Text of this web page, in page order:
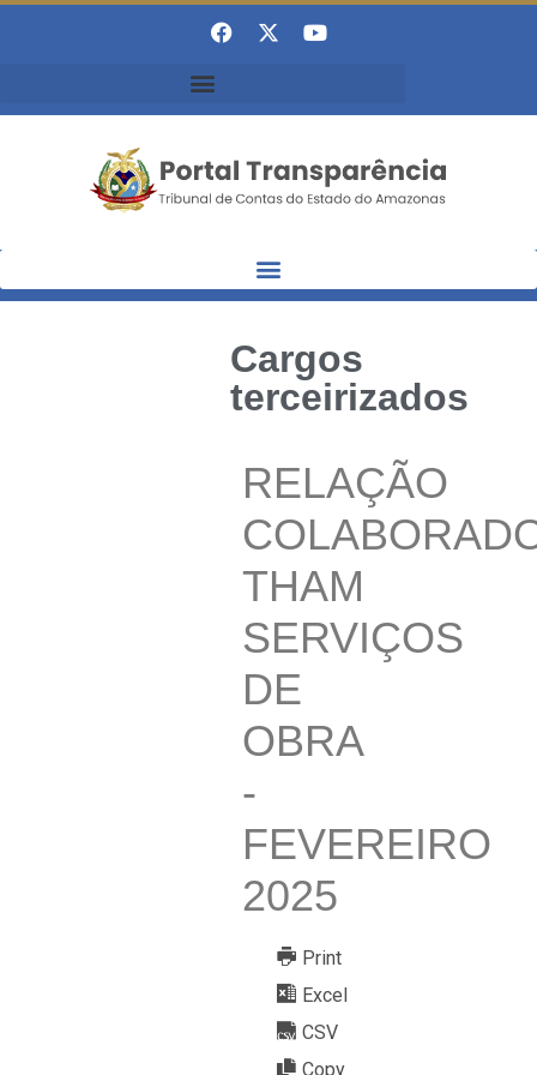
Cargos
terceirizados
RELAÇÃO
THAM
SERVIÇOS
DE
OBRA
-
FEVEREIRO
2025
Print
Excel
CSV
Copy